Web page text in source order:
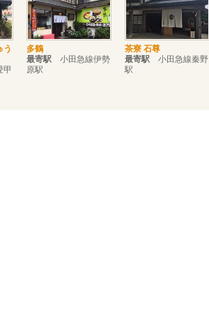
う
甲
多鶴
最寄駅 小田急線伊勢
原駅
茶寮 石尊
最寄駅 小田急線秦野
駅